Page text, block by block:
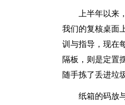
上半年以来
我们的复核桌面
训与指导，现在
隔板，则是定置
随手拣了丢进垃
纸箱的码放